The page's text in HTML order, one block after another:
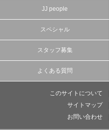
JJ people
スペシャル
スタッフ募集
よくある質問
このサイトについて
サイトマップ
お問い合わせ